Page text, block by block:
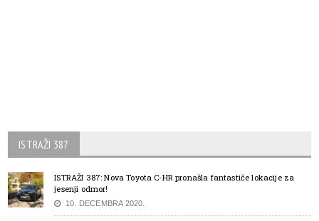
ISTRAŽI 387
ISTRAŽI 387: Nova Toyota C-HR pronašla fantastiče lokacije za
jesenji odmor!
10. DECEMBRA 2020.